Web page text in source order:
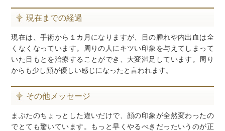
現在までの経過
現在は、手術から１カ月になりますが、目の腫れや内出血は全
くなくなっています。周りの人にキツい印象を与えてしまって
いた目もとを治療することができ、大変満足しています。周り
からも少し顔が優しい感じになったと言われます。
その他メッセージ
まぶたのちょっとした違いだけで、顔の印象が全然変わったの
でとても驚いています。もっと早くやるべきだったいうのが正